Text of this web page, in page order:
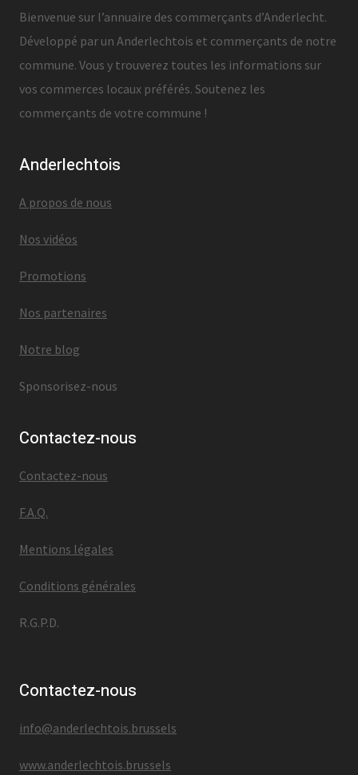
Bienvenue sur l’annuaire des commerçants d’Anderlecht.
Développé par un Anderlechtois et commerçants de notre
commune. Vous y trouverez toutes les informations sur
vos commerces locaux préférés. Soutenez les
commerçants de votre commune !
Anderlechtois
A propos de nous
Nos vidéos
Promotions
Nos partenaires
Notre blog
Sponsorisez-nous
Contactez-nous
Contactez-nous
F.A.Q.
Mentions légales
Conditions générales
R.G.P.D.
Contactez-nous
info@anderlechtois.brussels
www.anderlechtois.brussels